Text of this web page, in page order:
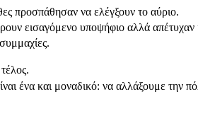
προσπάθησαν να ελέγξουν το αύριο.
εισαγόμενο υποψήφιο αλλά
ένα και μοναδικό: να αλλάξουμε την